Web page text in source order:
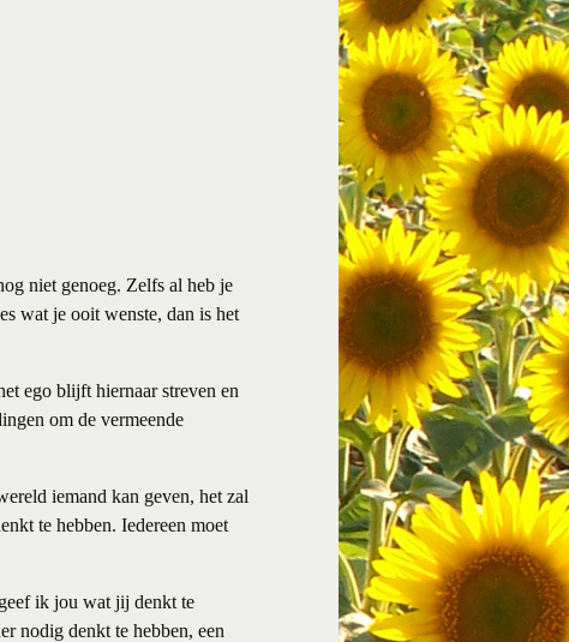
niet genoeg. Zelfs al heb je
wat je ooit wenste, dan is het
ego blijft hiernaar streven en
om de vermeende
iemand kan geven, het zal
te hebben. Iedereen moet
ik jou wat jij denkt te
nodig denkt te hebben, een